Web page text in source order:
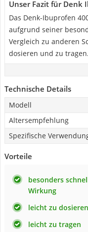
Unser Fazit für Denk
Das Denk-Ibuprofen
aufgrund seiner
Vergleich zu anderen
dosieren und zu tragen.
Technische Details
Modell
Altersempfehlung
Spezifische
Vorteile
besonders
Wirkung
leicht zu dosieren
leicht zu tragen